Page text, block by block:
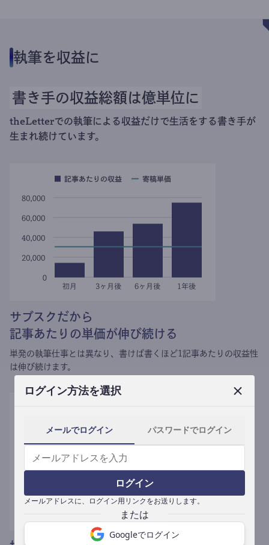
ログイン方法を選択
メールでログイン パスワードでログイン
ログイン
メールアドレスに、ログイン用リンクをお送りします。
Googleでログイン
執筆を収益に
書き手の収益総額は億単位に
theLetterでの執筆による収益だけで生活をする書き手が
生まれ続けています。
サブスクだから
記事あたりの単価が伸び続ける
単発の執筆仕事とは異なり、 書けば書くほど1記事あたりの収益性
は伸び続けます。